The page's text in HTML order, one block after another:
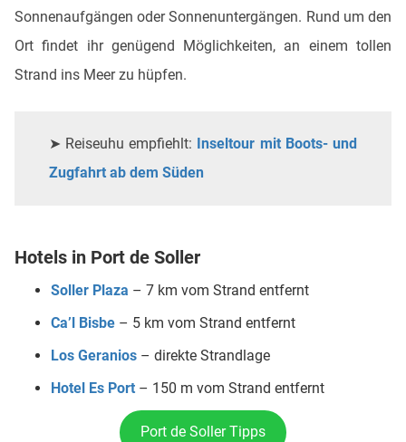
Sonnenaufgängen oder Sonnenuntergängen. Rund um den
Ort findet ihr genügend Möglichkeiten, an einem tollen
Strand ins Meer zu hüpfen.
➤ Reiseuhu empfiehlt: Inseltour mit Boots- und
Zugfahrt ab dem Süden
Hotels in Port de Soller
Soller Plaza – 7 km vom Strand entfernt
Ca’l Bisbe – 5 km vom Strand entfernt
Los Geranios – direkte Strandlage
Hotel Es Port – 150 m vom Strand entfernt
Port de Soller Tipps